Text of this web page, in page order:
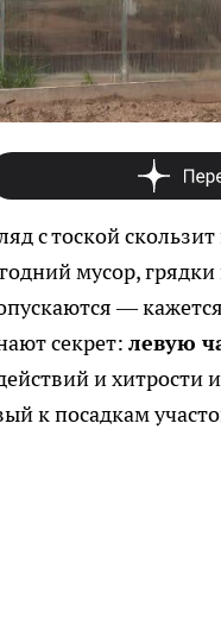
с тоской
мусор,
—
секрет: левую
и хитрости
к посадкам